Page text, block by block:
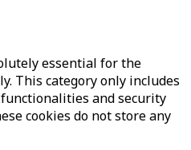
essential for the
This category only includes
and security
cookies do not store any